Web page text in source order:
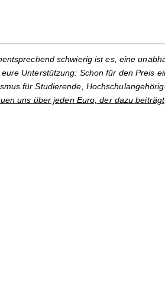
schwierig ist es, eine
Unterstützung: Schon für den Preis
für Studierende,
uns über jeden Euro, der dazu